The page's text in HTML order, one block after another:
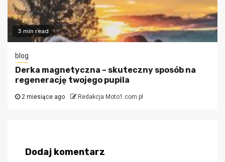
3 min read
blog
Derka magnetyczna – skuteczny sposób na
regenerację twojego pupila
2 miesiące ago Redakcja Moto1.com.pl
Dodaj komentarz